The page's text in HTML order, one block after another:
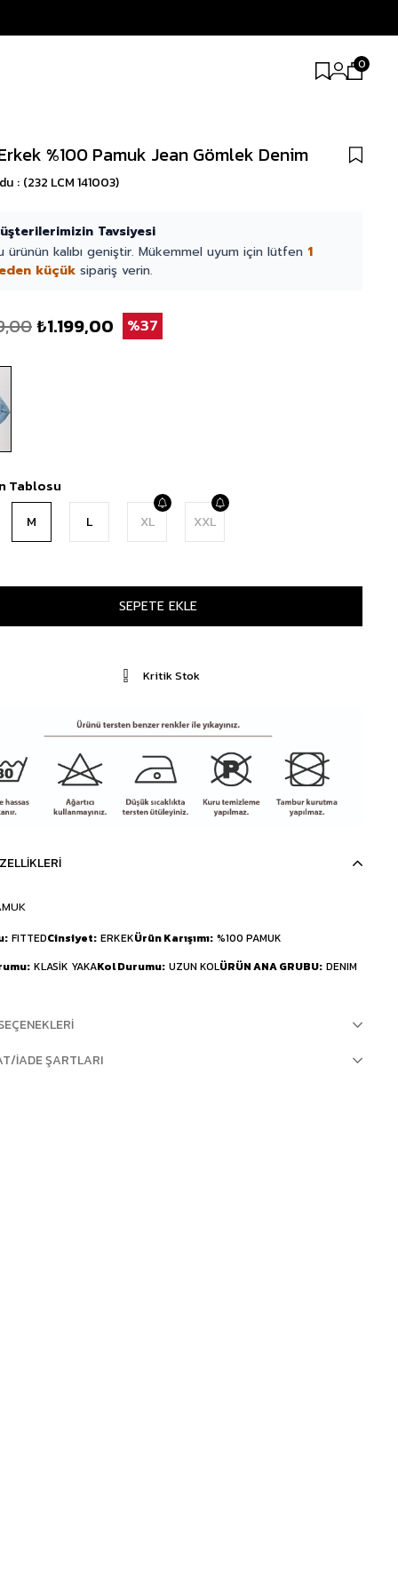
0
%100 Pamuk Jean Gömlek Denim
(232 LCM 141003)
Tavsiyesi
ürünün kalıbı geniştir. Mükemmel uyum için lütfen 1
küçük sipariş verin.
₺1.199,00 37
Tablosu
M L XL XXL
Kritik Stok
FITTEDCinsiyet ERKEKÜrün Karışımı %100 PAMUK
KLASİK YAKAKol Durumu UZUN KOLÜRÜN ANA GRUBU DENIM
İADE ŞARTLARI